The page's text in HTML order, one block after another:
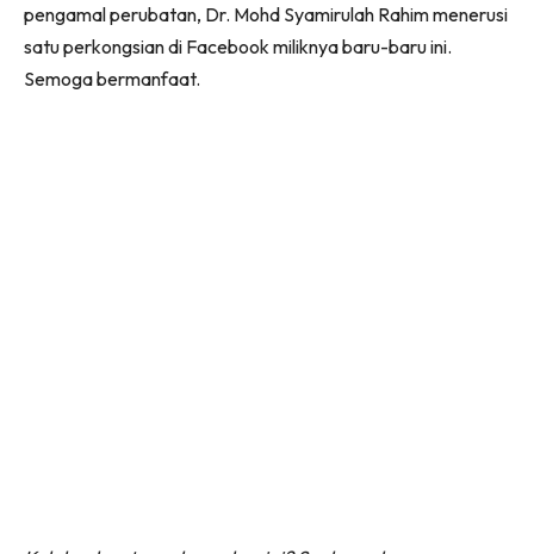
pengamal perubatan, Dr. Mohd Syamirulah Rahim menerusi
satu perkongsian di Facebook miliknya baru-baru ini.
Semoga bermanfaat.